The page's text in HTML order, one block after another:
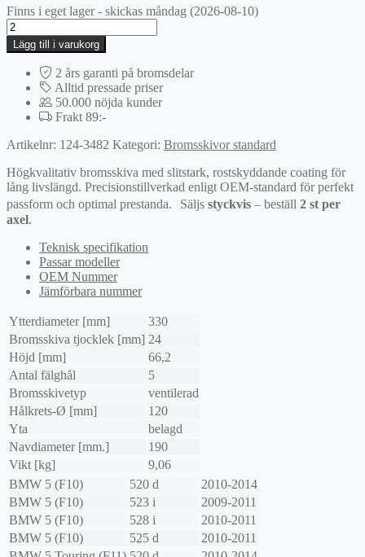
Finns i eget lager - skickas måndag (2026-08-10)
Bromsskiva
mängd
Lägg till i varukorg
2 års garanti på bromsdelar
Alltid pressade priser
50.000 nöjda kunder
Frakt 89:-
Artikelnr: 124-3482 Kategori: Bromsskivor standard
Högkvalitativ bromsskiva med slitstark, rostskyddande coating för
lång livslängd. Precisionstillverkad enligt OEM-standard för perfekt
passform och optimal prestanda. Säljs styckvis – beställ 2 st per
axel.
Teknisk specifikation
Passar modeller
OEM Nummer
Jämförbara nummer
Ytterdiameter [mm]
330
Bromsskiva tjocklek [mm] 24
Höjd [mm]
66,2
Antal fälghål
5
Bromsskivetyp
ventilerad
Hålkrets-Ø [mm]
120
Yta
belagd
Navdiameter [mm.]
190
Vikt [kg]
9,06
BMW 5 (F10) 520 d
2010-2014
BMW 5 (F10) 523 i
2009-2011
BMW 5 (F10) 528 i
2010-2011
BMW 5 (F10) 525 d
2010-2011